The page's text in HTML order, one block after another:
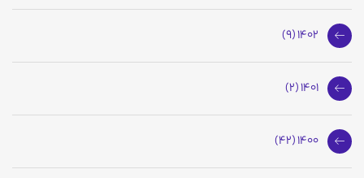
1402 (9)
1401 (2)
1400 (42)